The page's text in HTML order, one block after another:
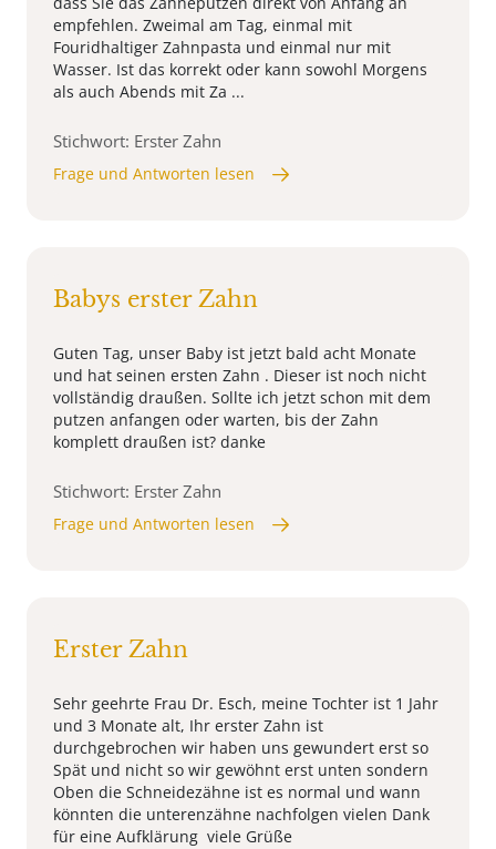
empfehlen. Zweimal am Tag, einmal mit
Fouridhaltiger Zahnpasta und einmal nur mit
Wasser. Ist das korrekt oder kann sowohl Morgens
als auch Abends mit Za ...
Stichwort: Erster Zahn
Frage und Antworten lesen
Babys erster Zahn
Guten Tag, unser Baby ist jetzt bald acht Monate
und hat seinen ersten Zahn . Dieser ist noch nicht
vollständig draußen. Sollte ich jetzt schon mit dem
putzen anfangen oder warten, bis der Zahn
komplett draußen ist? danke
Stichwort: Erster Zahn
Frage und Antworten lesen
Erster Zahn
Sehr geehrte Frau Dr. Esch, meine Tochter ist 1 Jahr
und 3 Monate alt, Ihr erster Zahn ist
durchgebrochen wir haben uns gewundert erst so
Spät und nicht so wir gewöhnt erst unten sondern
Oben die Schneidezähne ist es normal und wann
könnten die unterenzähne nachfolgen vielen Dank
für eine Aufklärung viele Grüße